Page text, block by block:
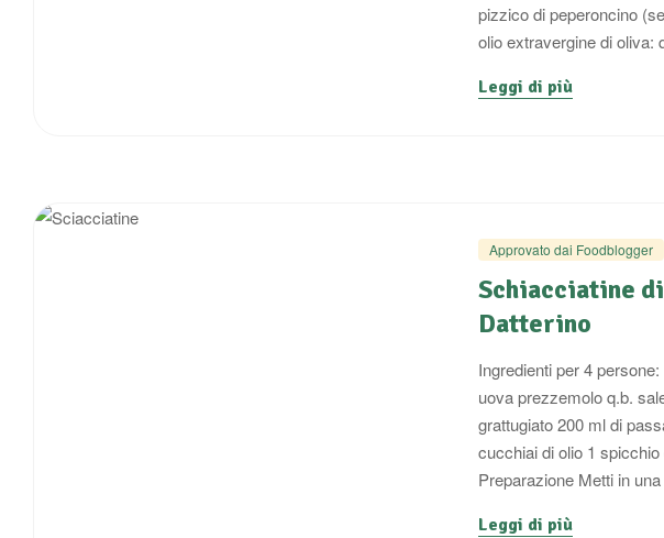
pizzico di peperoncino
olio extravergine di oliva:
Leggi di più
Approvato dai Foodblogger
Schiacciatine
Datterino
Ingredienti per 4
uova prezzemolo q.b.
grattugiato 200 ml di
cucchiai di olio 1
Preparazione Metti in
Leggi di più